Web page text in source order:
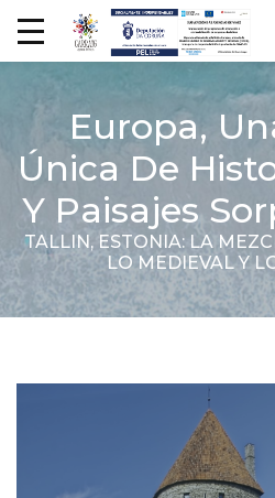
Europa,
Única De
Y Paisajes
TALLIN, ESTONIA: LA
LO MEDIEVAL Y